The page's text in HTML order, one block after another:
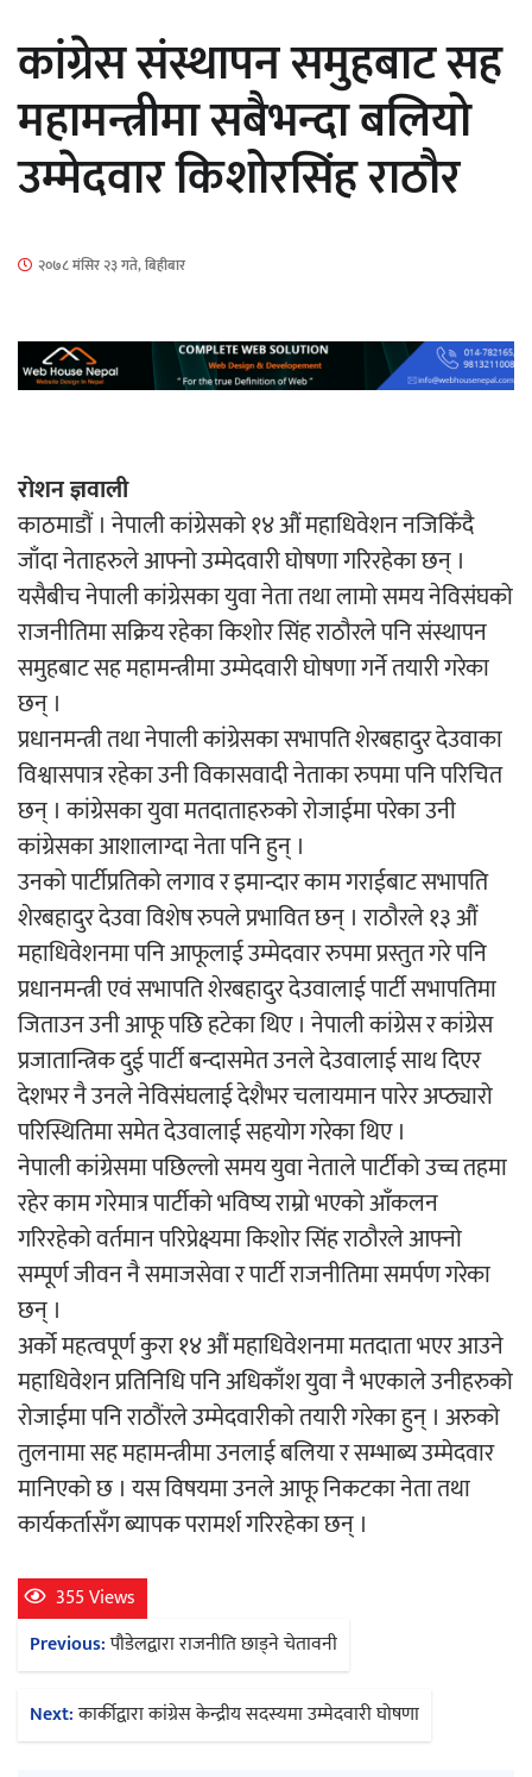
माताकाे नाममा गलत गतिविधि गर्ने थापा प्रहरी
नेपालगञ्जमा पर्खाल भत्किँदा दुई मजदुरको मृत्यु
‘ईयुमा डट कम’ले बुधबारदेखि आफ्नो
औपचारिक सेवा सञ्चालनमा
हलमा छैन ‘गौँथली’को टिकट
‘आइतबारको अफिस’ को परिचर्चा सम्पन्न
अर्जुन चन्द्रको ‘संवेदनाका प्रतिध्वनि’
मुक्तकसङ्ग्रह लोकार्पण
‘दुर्गा’ निर्माण गर्दै सम्राट
चलचित्र ‘माया भनेकै यस्तो होला’को शीर्ष गीत
कांग्रेस संस्थापन समुहबाट सह
महामन्त्रीमा सबैभन्दा बलियो
उम्मेदवार किशोरसिंह राठौर
२०७८ मंसिर २३ गते, बिहीबार
रोशन ज्ञवाली
काठमाडौं । नेपाली कांग्रेसको १४ औं महाधिवेशन नजिकिँदै
जाँदा नेताहरुले आफ्नो उम्मेदवारी घोषणा गरिरहेका छन् ।
यसैबीच नेपाली कांग्रेसका युवा नेता तथा लामो समय नेविसंघको
राजनीतिमा सक्रिय रहेका किशोर सिंह राठौरले पनि संस्थापन
समुहबाट सह महामन्त्रीमा उम्मेदवारी घोषणा गर्ने तयारी गरेका
छन् ।
प्रधानमन्त्री तथा नेपाली कांग्रेसका सभापति शेरबहादुर देउवाका
विश्वासपात्र रहेका उनी विकासवादी नेताका रुपमा पनि परिचित
छन् । कांग्रेसका युवा मतदाताहरुको रोजाईमा परेका उनी
कांग्रेसका आशालाग्दा नेता पनि हुन् ।
उनको पार्टीप्रतिको लगाव र इमान्दार काम गराईबाट सभापति
शेरबहादुर देउवा विशेष रुपले प्रभावित छन् । राठौरले १३ औं
महाधिवेशनमा पनि आफूलाई उम्मेदवार रुपमा प्रस्तुत गरे पनि
प्रधानमन्त्री एवं सभापति शेरबहादुर देउवालाई पार्टी सभापतिमा
जिताउन उनी आफू पछि हटेका थिए । नेपाली कांग्रेस र कांग्रेस
प्रजातान्त्रिक दुई पार्टी बन्दासमेत उनले देउवालाई साथ दिएर
देशभर नै उनले नेविसंघलाई देशैभर चलायमान पारेर अप्ठ्यारो
परिस्थितिमा समेत देउवालाई सहयोग गरेका थिए ।
नेपाली कांग्रेसमा पछिल्लो समय युवा नेताले पार्टीको उच्च तहमा
रहेर काम गरेमात्र पार्टीको भविष्य राम्रो भएको आँकलन
गरिरहेको वर्तमान परिप्रेक्ष्यमा किशोर सिंह राठौरले आफ्नो
सम्पूर्ण जीवन नै समाजसेवा र पार्टी राजनीतिमा समर्पण गरेका
छन् ।
अर्को महत्वपूर्ण कुरा १४ औं महाधिवेशनमा मतदाता भएर आउने
महाधिवेशन प्रतिनिधि पनि अधिकाँश युवा नै भएकाले उनीहरुको
रोजाईमा पनि राठौंरले उम्मेदवारीको तयारी गरेका हुन् । अरुको
तुलनामा सह महामन्त्रीमा उनलाई बलिया र सम्भाब्य उम्मेदवार
मानिएको छ । यस विषयमा उनले आफू निकटका नेता तथा
कार्यकर्तासँग ब्यापक परामर्श गरिरहेका छन् ।
355 Views
Post
navigation
Previous:पौडेलद्वारा राजनीति छाड्ने चेतावनी
Next:कार्कीद्वारा कांग्रेस केन्द्रीय सदस्यमा उम्मेदवारी घोषणा